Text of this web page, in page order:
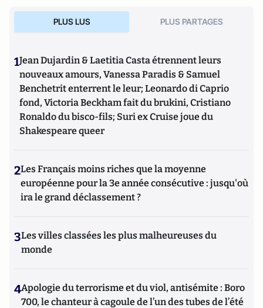
PLUS LUS PLUS PARTAGES
1Jean Dujardin & Laetitia Casta étrennent leurs
nouveaux amours, Vanessa Paradis & Samuel
Benchetrit enterrent le leur; Leonardo di Caprio
fond, Victoria Beckham fait du brukini, Cristiano
Ronaldo du bisco-fils; Suri ex Cruise joue du
Shakespeare queer
2Les Français moins riches que la moyenne
européenne pour la 3e année consécutive : jusqu'où
ira le grand déclassement ?
3Les villes classées les plus malheureuses du
monde
4Apologie du terrorisme et du viol, antisémite : Boro
700, le chanteur à cagoule de l’un des tubes de l’été